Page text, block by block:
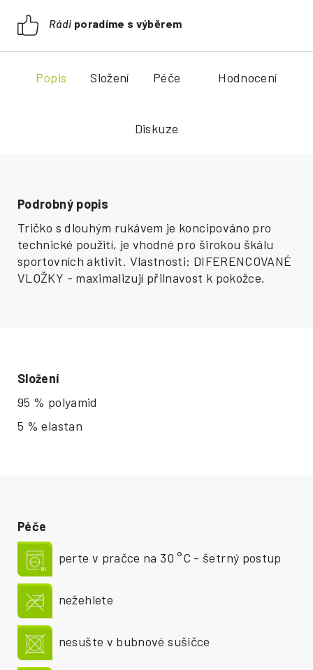
Rádi poradíme s výběrem
Popis Složení Péče Hodnocení
Diskuze
Podrobný popis
Tričko s dlouhým rukávem je koncipováno pro
technické použití, je vhodné pro širokou škálu
sportovních aktivit. Vlastnosti: DIFERENCOVANÉ
VLOŽKY - maximalizují přilnavost k pokožce.
Péče
perte v pračce na 30 °C - šetrný postup
nežehlete
nesušte v bubnové sušičce
Složení
95 % polyamid
5 % elastan